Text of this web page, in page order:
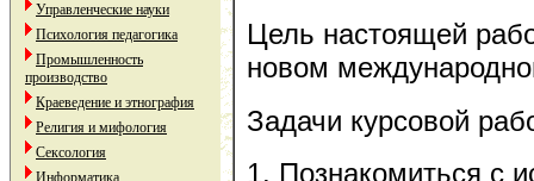
Управленческие науки
Психология педагогика
Промышленность
производство
Краеведение и этнография
Религия и мифология
Сексология
Информатика
Цель настоящей
новом
Задачи курсовой
1. Познакомиться с